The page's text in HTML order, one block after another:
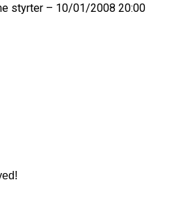
styrter – 10/01/2008 20:00